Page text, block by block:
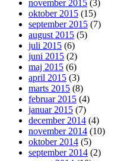
november 2015 (3)
oktober 2015 (15)
september 2015 (7)
august 2015 (5)
juli 2015 (6)
juni 2015 (2)
maj 2015 (6)
april 2015 (3)
marts 2015 (8)
februar 2015 (4)
januar 2015 (7)
december 2014 (4)
november 2014 (10)
oktober 2014 (5)
september 2014 (2)